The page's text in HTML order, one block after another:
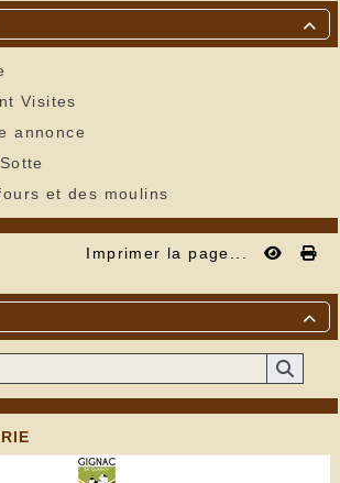

Visites
annonce
et des moulins
Imprimer la page...
